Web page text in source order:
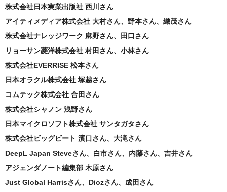
株式会社日本実業出版社 西川さん
アイティメディア株式会社 大村さん、野本さん、織茂さん
株式会社ナレッジワーク 麻野さん、田口さん
リョーサン菱洋株式会社 村田さん、小林さん
株式会社EVERRISE 松本さん
日本オラクル株式会社 塚越さん
コムテック株式会社 合田さん
株式会社シャノン 浅野さん
日本マイクロソフト株式会社 サンタガタさん
株式会社ビッグビート 濱口さん、大滝さん
DeepL Japan Steveさん、白市さん、内藤さん、吉井さん
アジェンダノート編集部 木原さん
Just Global Harrisさん、Diozさん、成田さん